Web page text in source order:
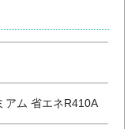
アム 省エネR410A